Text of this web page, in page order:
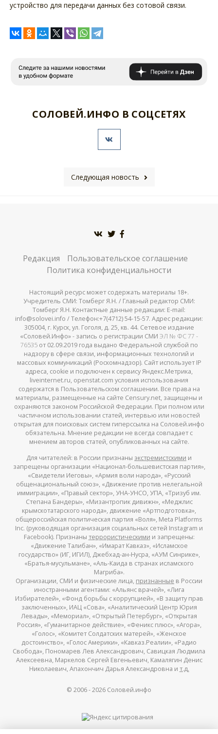
устройство для передачи данных без сотовой связи.
СОЛОВЕЙ.ИНФО В СОЦСЕТЯХ
Следующая новость
Редакция
Пользовательское соглашение
Политика конфиденциальности
Настоящий ресурс может содержать материалы 18+.
Учредитель СМИ: Томберг Я.Н. / Главный редактор СМИ:
Томберг Я.Н. Контактные данные редакции: E-mail:
info@solovei.info / Телефон:+7(4712) 54-15-57. Адрес редакции:
305004, г. Курск, ул. Гоголя, д. 25, кв. 44. Сетевое издание
«Соловей.Инфо» - запись о регистрации СМИ ЭЛ № ФС 77 -
76535от 02.09.2019 года выдано Федеральной службой по
надзору в сфере связи, информационных технологий и
массовых коммуникаций (Роскомнадзор). Сайт использует IP
адреса, cookie и подключен к сервису Яндекс.Метрика,
liveinternet.ru, openstat.com условия использования
содержатся в Пользовательском соглашении. Все права на
материалы, размещенные на сайте Censury.net, защищены и
охраняются законом Российской Федерации. При полном или
частичном использовании статей, интервью или новостей
открытая для поисковых систем гиперссылка на Соловей.инфо
обязательна. Мнение редакции не всегда совпадает с
мнением авторов статей, опубликованных на сайте.
Для читателей: в России признаны экстремистскими и
запрещены организации «Национал-большевистская партия»,
«Свидетели Иеговы», «Армия воли народа», «Русский
общенациональный союз», «Движение против нелегальной
иммиграции», «Правый сектор», УНА-УНСО, УПА, «Тризуб им.
Степана Бандеры», «Мизантропик дивижн», «Меджлис
крымскотатарского народа», движение «Артподготовка»,
общероссийская политическая партия «Воля», Meta Platforms
Inc. (руководящая организация социальных сетей Instagram и
Facebook). Признаны террористическими и запрещены:
«Движение Талибан», «Имарат Кавказ», «Исламское
государство» (ИГ, ИГИЛ), Джебхад-ан-Нусра, «АУМ Синрике»,
«Братья-мусульмане», «Аль-Каида в странах исламского
Магриба».
Организации, СМИ и физические лица, признанные в России
иностранными агентами: «Альянс врачей», «Лига
Избирателей», «Фонд борьбы с коррупцией», «В защиту прав
заключенных», ИАЦ «Сова», «Аналитический Центр Юрия
Левады», «Мемориал», «Открытый Петербург», «Открытая
Россия», «Гуманитарное действие», «Феникс плюс», «Агора»,
«Голос», «Комитет Солдатских матерей», «Женское
достоинство», «Голос Америки», «Кавказ.Реалии», «Радио
Свобода», Пономарев Лев Александрович, Савицкая Людмила
Алексеевна, Маркелов Сергей Евгеньевич, Камалягин Денис
Николаевич, Апахончич Дарья Александровна и т.д.
© 2006 -2026 Соловей.инфо